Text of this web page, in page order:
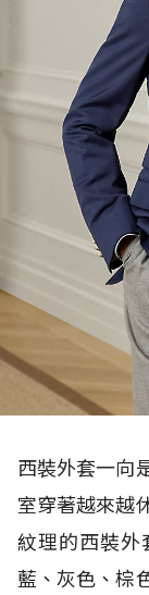
西裝外套一向
室穿著越來越
紋理的西裝外
藍、灰色、棕